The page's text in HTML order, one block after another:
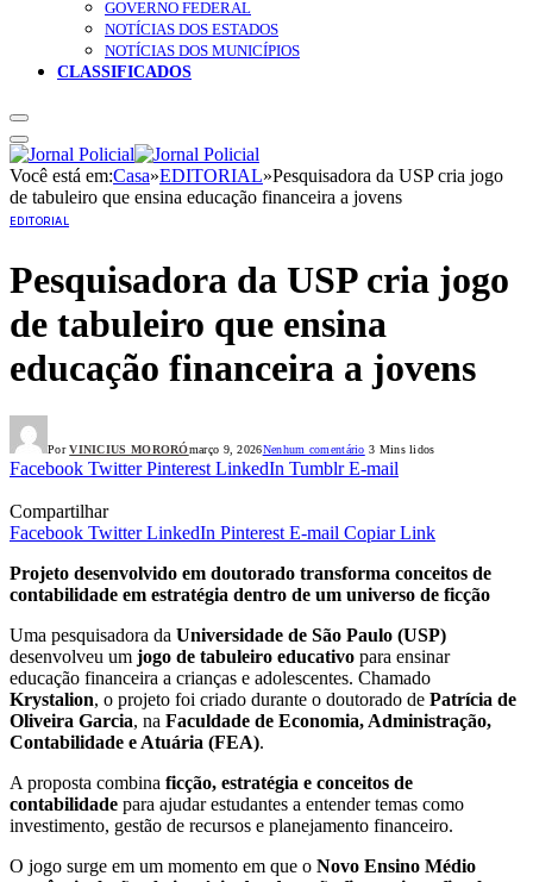
GOVERNO FEDERAL
NOTÍCIAS DOS ESTADOS
NOTÍCIAS DOS MUNICÍPIOS
CLASSIFICADOS
Você está em:Casa»EDITORIAL»Pesquisadora da USP cria jogo
de tabuleiro que ensina educação financeira a jovens
EDITORIAL
Pesquisadora da USP cria jogo
de tabuleiro que ensina
educação financeira a jovens
Por VINICIUS MORORÓmarço 9, 2026Nenhum comentário 3 Mins lidos
Facebook Twitter Pinterest LinkedIn Tumblr E-mail
Compartilhar
Facebook Twitter LinkedIn Pinterest E-mail Copiar Link
Projeto desenvolvido em doutorado transforma conceitos de
contabilidade em estratégia dentro de um universo de ficção
Uma pesquisadora da Universidade de São Paulo (USP)
desenvolveu um jogo de tabuleiro educativo para ensinar
educação financeira a crianças e adolescentes. Chamado
Krystalion, o projeto foi criado durante o doutorado de Patrícia de
Oliveira Garcia, na Faculdade de Economia, Administração,
Contabilidade e Atuária (FEA).
A proposta combina ficção, estratégia e conceitos de
contabilidade para ajudar estudantes a entender temas como
investimento, gestão de recursos e planejamento financeiro.
O jogo surge em um momento em que o Novo Ensino Médio